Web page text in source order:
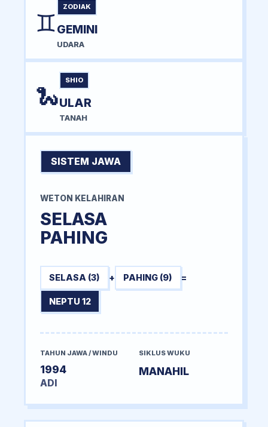
♊
ZODIAK
GEMINI
UDARA
🐍
SHIO
ULAR
TANAH
SISTEM JAWA
WETON KELAHIRAN
SELASA
PAHING
SELASA (3) + PAHING (9) =
NEPTU 12
TAHUN JAWA / WINDU
1994
ADI
SIKLUS WUKU
MANAHIL